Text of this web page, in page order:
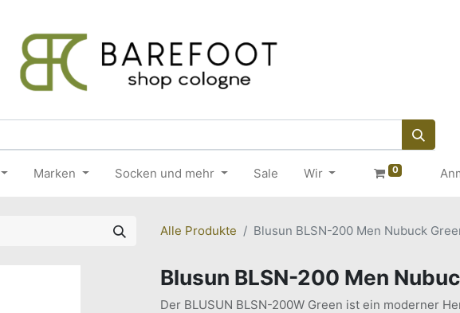
Marken Socken und mehr Sale Wir 0
Alle Produkte Blusun BLSN-200 Men Nubuck
Blusun BLSN-200 Men
Der BLUSUN BLSN-200W Green ist ein moderner